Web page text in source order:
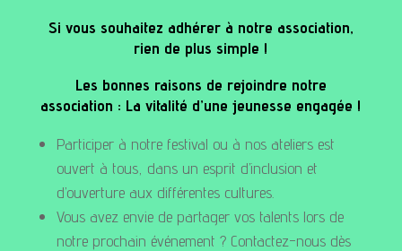
Si vous souhaitez adhérer à notre association,
rien de plus simple !
Les bonnes raisons de rejoindre notre
association : La vitalité d’une jeunesse engagée !
Participer à notre festival ou à nos ateliers est
ouvert à tous, dans un esprit d’inclusion et
d’ouverture aux différentes cultures.
Vous avez envie de partager vos talents lors de
notre prochain événement ? Contactez-nous dès